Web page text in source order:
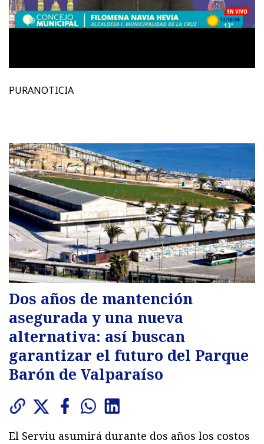
PURANOTICIA
Dos años de mantención
asegurada y una nueva
alternativa: así buscan
garantizar el futuro del Parque
Barón de Valparaíso
El Serviu asumirá durante dos años los costos